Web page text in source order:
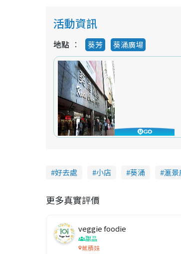
活動資訊
地點 葵芳 葵涌廣場
好去處 小店 葵涌 滙
更多真實評價
veggie foodie
甜品
蕉積妹